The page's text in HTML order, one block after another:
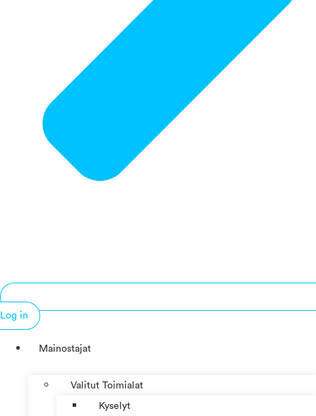
Log in
Mainostajat
Valitut Toimialat
Kyselyt